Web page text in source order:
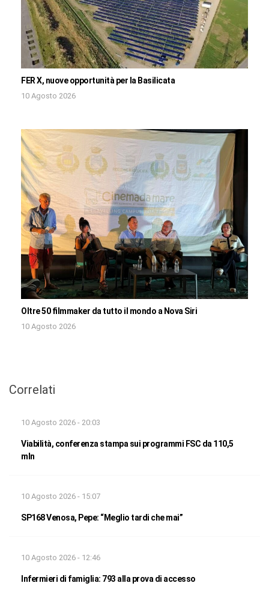
FER X, nuove opportunità per la Basilicata
10 Agosto 2026
Oltre 50 filmmaker da tutto il mondo a Nova Siri
10 Agosto 2026
Correlati
10 Agosto 2026 - 20:03
Viabilità, conferenza stampa sui programmi FSC da 110,5
mln
10 Agosto 2026 - 15:07
SP168 Venosa, Pepe: “Meglio tardi che mai”
10 Agosto 2026 - 12:46
Infermieri di famiglia: 793 alla prova di accesso